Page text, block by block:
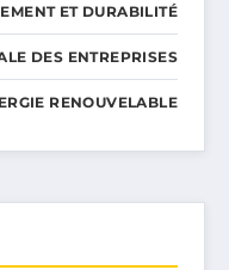
ET DURABILITÉ
DES ENTREPRISES
RENOUVELABLE